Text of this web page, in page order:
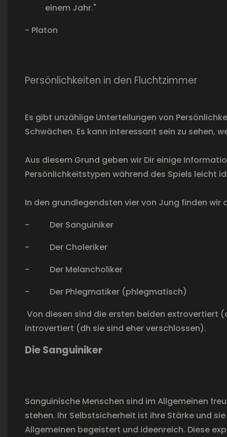
einem Jahr."
- Platon
Persönlichkeiten in den Fluchtzimmer
Es gibt unzählige Unterteilungen von
Schwächen. Es kann interessant sein zu sehen,
Aus diesem Grund geben wir Dir einige
Persönlichkeitstypen während des Spiels leicht
In den grundlegendsten vier von Jung finden
- Der Sanguiniker
- Der Choleriker
- Der Melancholiker
- Der Phlegmatiker (phlegmatisch)
Von diesen sind die ersten beiden extrovertiert
introvertiert (dh sie sind eher verschlossen).
Die Sanguiniker
Sanguinische Menschen sind im Allgemeinen
stehen. Ihr Selbstsicherheit ist ihre Stärke und
Allgemeinen begeistert und ideenreich. Diese